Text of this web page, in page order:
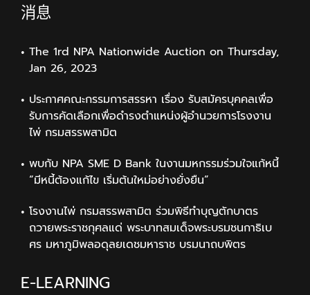
消息
The 1rd NPA Nationwide Auction on Thursday,
Jan 26, 2023
ประกาศคณะกรรมการสรรหา เรื่อง รับสมัครบุคคลเพื่อ
รับการคัดเลือกเพื่อดำรงตำแหน่งผู้อำนวยการโรงงาน
ไพ่ กรมสรรพสามิต
พบกับ NPA SME D Bank ในงานมหกรรมร่วมใจแก้หนี้
“มีหนี้ต้องแก้ไข เริ่มต้นใหม่อย่างยั่งยืน”
โรงงานไพ่ กรมสรรพสามิต ร่วมพิธีทำบุญตักบาตร
ถวายพระราชกุศลแด่ พระบาทสมเด็จพระบรมชนกาธิเบ
ศร มหาภูมิพลอดุลยเดชมหาราช บรมนาถบพิตร
E-LEARNING